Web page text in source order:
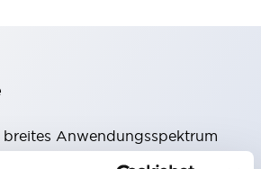
Anwendungsspektrum
bis zum FA-Bereich